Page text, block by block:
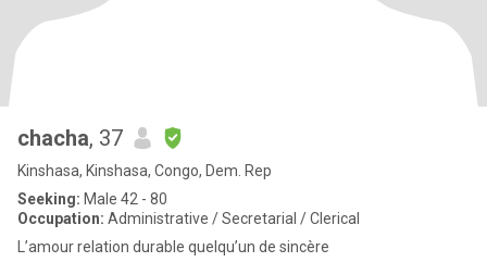
chacha, 37
Kinshasa, Kinshasa, Congo, Dem. Rep
Seeking: Male 42 - 80
Occupation: Administrative / Secretarial / Clerical
L’amour relation durable quelqu’un de sincère